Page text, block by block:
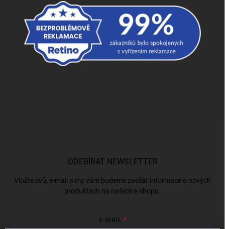
ODEBÍRAT NEWSLETTER
Vložte svůj e-mail a my vám budeme zasílat informace o nových
produktech na našem e-shopu.
E-MAIL